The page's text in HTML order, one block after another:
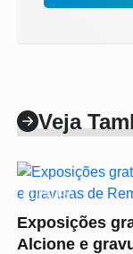
Veja
CULTURA
Exposições
Alcione e